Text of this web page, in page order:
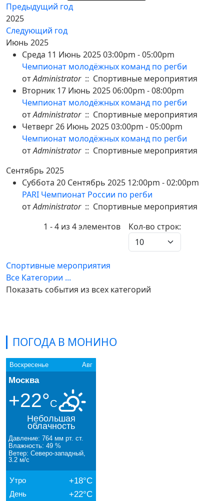
ПОГОДА В МОНИНО
Воскресенье Авг
Москва
+22°C
Небольшая
облачность
Давление: 764 мм рт. ст.
Влажность: 49 %
Ветер: Северо-западный,
3.2 м/с
Утро +18°C
День +22°C
Предыдущий год
2025
Следующий год
Июнь 2025
Среда 11 Июнь 2025 03:00pm - 05:00pm
Чемпионат молодёжных команд по регби
отAdministrator:: Спортивные мероприятия
Вторник 17 Июнь 2025 06:00pm - 08:00pm
Чемпионат молодёжных команд по регби
отAdministrator:: Спортивные мероприятия
Четверг 26 Июнь 2025 03:00pm - 05:00pm
Чемпионат молодёжных команд по регби
отAdministrator:: Спортивные мероприятия
Сентябрь 2025
Суббота 20 Сентябрь 2025 12:00pm - 02:00pm
PARI Чемпионат России по регби
отAdministrator:: Спортивные мероприятия
Pagination List Limit
1 - 4 из 4 элементов Кол-во строк:
Спортивные мероприятия
Все Категории ...
Показать события из всех категорий